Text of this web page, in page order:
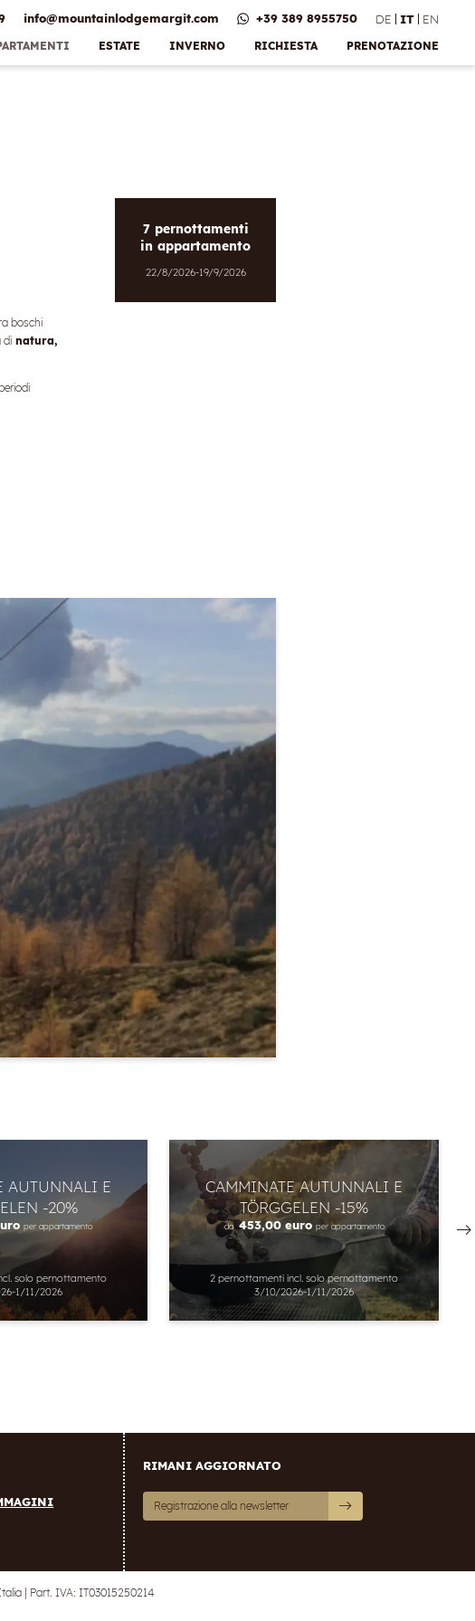
info@mountainlodgemargit.com +39 389 8955750 DE IT EN
ESTATE INVERNO RICHIESTA PRENOTAZIONE
boschi
di natura,
7 pernottamenti
in appartamento
22/8/2026-19/9/2026
AUTUNNALI E
-20%
per appartamento
solo pernottamento
1/11/2026
CAMMINATE AUTUNNALI E
TÖRGGELEN -15%
da 453,00 euro per appartamento
2 pernottamenti incl. solo pernottamento
3/10/2026-1/11/2026
RIMANI AGGIORNATO
Registrazione alla newsletter
Part. IVA: IT03015250214